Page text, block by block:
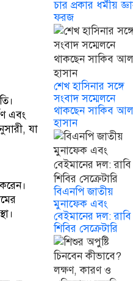
এবং
যা
চার প্রকার ধর্মীয়
ফরজ
শেখ হাসিনার সঙ্গে
সংবাদ সম্মেলনে
থাকছেন সাকিব আল
হাসান
বিএনপি জাতীয়
মুনাফেক এবং
বেইমানের দল: রাবি
শিবির সেক্রেটারি